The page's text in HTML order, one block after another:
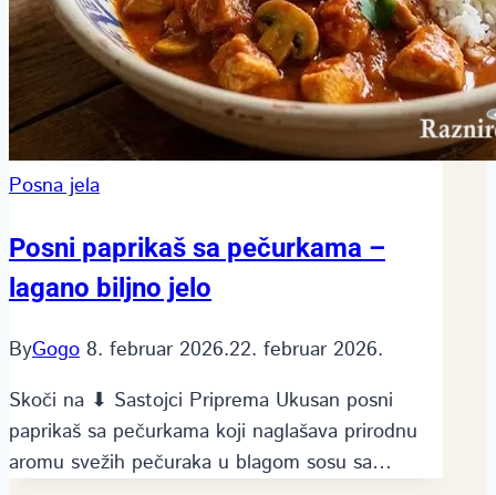
Posna jela
Posni paprikaš sa pečurkama –
lagano biljno jelo
ByGogo 8. februar 2026.22. februar 2026.
Skoči na ⬇ Sastojci Priprema Ukusan posni
paprikaš sa pečurkama koji naglašava prirodnu
aromu svežih pečuraka u blagom sosu sa…